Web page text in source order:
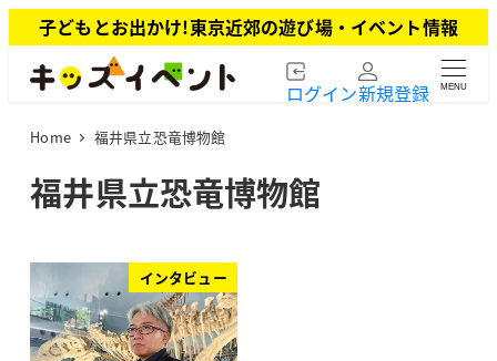
イ
子どもとお出かけ!東京近郊の遊び場・イベント情報
ログイン新規登録 MENU
Home 福井県立恐竜博物館
福井県立恐竜博物館
インタビュー